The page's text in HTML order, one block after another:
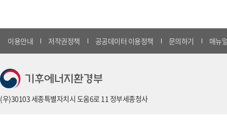
이용안내 저작권정책 공공데이터 이용정책 문의하기 매뉴
(우)30103 세종특별자치시 도움6로 11 정부세종청사